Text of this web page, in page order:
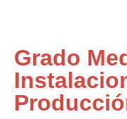
Grado